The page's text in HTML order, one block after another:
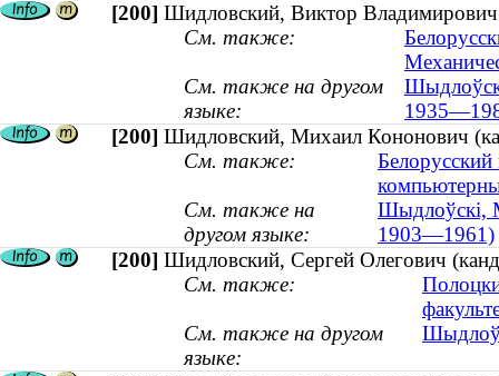
[200] Шидловский, Виктор Владимирович
См. также:
См. также на другом
языке:
[200] Шидловский, Михаил Кононович
См. также:
См. также на
другом языке:
Шыдлоўскі,
1903—1961)
[200] Шидловский, Сергей Олегович
См. также:
См. также на другом
языке: